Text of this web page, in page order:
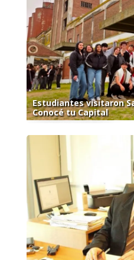
Estudiantes visitaron
Conocé tu Capital